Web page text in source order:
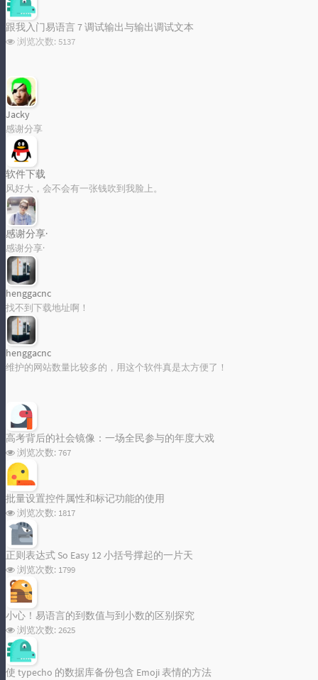
跟我入门易语言 7 调试输出与输出调试文本
浏览次数: 5137
Jacky
感谢分享
软件下载
风好大，会不会有一张钱吹到我脸上。
感谢分享·
感谢分享·
henggacnc
找不到下载地址啊！
henggacnc
维护的网站数量比较多的，用这个软件真是太方便了！
高考背后的社会镜像：一场全民参与的年度大戏
浏览次数: 767
批量设置控件属性和标记功能的使用
浏览次数: 1817
正则表达式 So Easy 12 小括号撑起的一片天
浏览次数: 1799
小心！易语言的到数值与到小数的区别探究
浏览次数: 2625
使 typecho 的数据库备份包含 Emoji 表情的方法